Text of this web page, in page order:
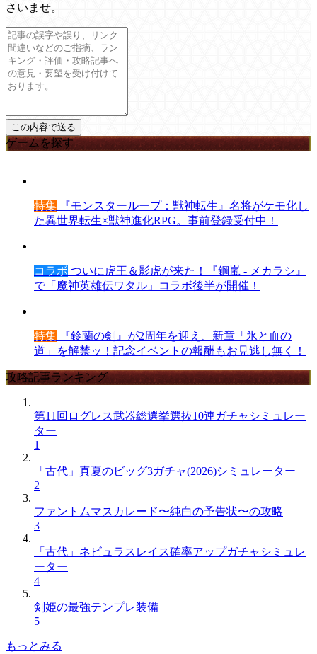
さいませ。
ゲームを探す
特集 『モンスターループ：獣神転生』名将がケモ化し
た異世界転生×獣神進化RPG。事前登録受付中！
コラボ ついに虎王＆影虎が来た！『鋼嵐 - メカラシ』
で「魔神英雄伝ワタル」コラボ後半が開催！
特集 『鈴蘭の剣』が2周年を迎え、新章「氷と血の
道」を解禁ッ！記念イベントの報酬もお見逃し無く！
攻略記事ランキング
第11回ログレス武器総選挙選抜10連ガチャシミュレー
ター
1
「古代」真夏のビッグ3ガチャ(2026)シミュレーター
2
ファントムマスカレード〜純白の予告状〜の攻略
3
「古代」ネビュラスレイス確率アップガチャシミュレ
ーター
4
剣姫の最強テンプレ装備
5
もっとみる